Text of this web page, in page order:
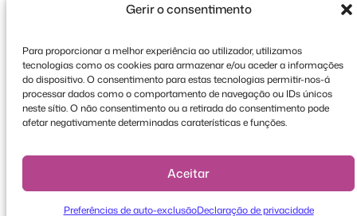
Gerir o consentimento
Para proporcionar a melhor experiência ao utilizador, utilizamos
tecnologias como os cookies para armazenar e/ou aceder a informações
do dispositivo. O consentimento para estas tecnologias permitir-nos-á
processar dados como o comportamento de navegação ou IDs únicos
neste sítio. O não consentimento ou a retirada do consentimento pode
afetar negativamente determinadas caraterísticas e funções.
Aceitar
Preferências de auto-exclusãoDeclaração de privacidade
X